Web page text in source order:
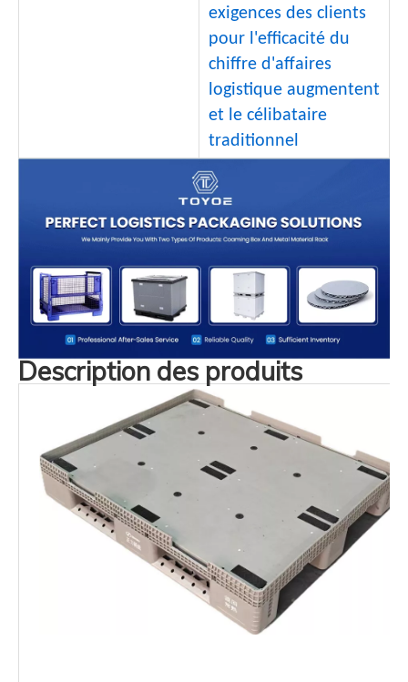
exigences des clients
pour l'efficacité du
chiffre d'affaires
logistique augmentent
et le célibataire
traditionnel
Description des produits